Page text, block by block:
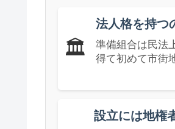
🏛️
法人格を持つ
準備組合は民法
得て初めて市街
設立には地権